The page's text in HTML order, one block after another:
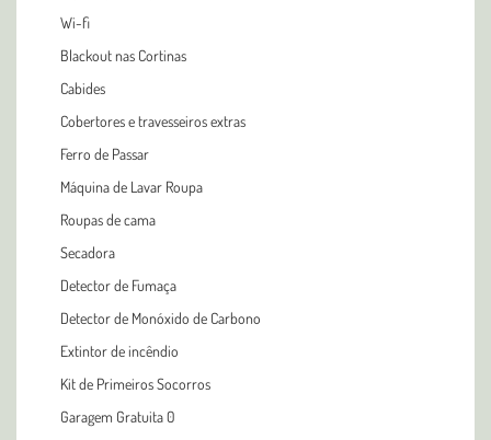
Wi-fi
Blackout nas Cortinas
Cabides
Cobertores e travesseiros extras
Ferro de Passar
Máquina de Lavar Roupa
Roupas de cama
Secadora
Detector de Fumaça
Detector de Monóxido de Carbono
Extintor de incêndio
Kit de Primeiros Socorros
Garagem Gratuita 0